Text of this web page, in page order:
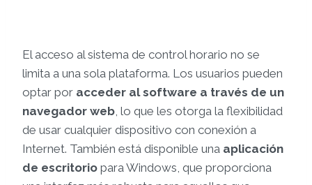
El acceso al sistema de control horario no se
limita a una sola plataforma. Los usuarios pueden
optar por acceder al software a través de un
navegador web, lo que les otorga la flexibilidad
de usar cualquier dispositivo con conexión a
Internet. También está disponible una aplicación
de escritorio para Windows, que proporciona